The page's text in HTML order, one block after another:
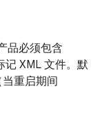
品必须包含
XML 文件。默
重启期间